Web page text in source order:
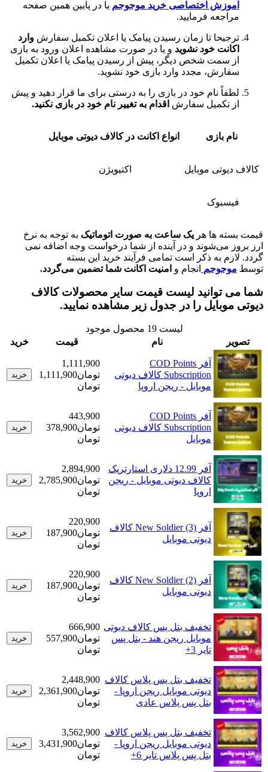
اختصاصی خرید موجوجم یا در پایین همین صفحه
فرمایید.
تا زمان رسیدن پیامک یا اعلان تکمیل سفارش وارد
خود نشویدو یا در صورت مشاهده اعلان ورود به بازی
سمت شخص دیگر، پیش از رسیدن پیامک یا اعلان تکمیل
مجدد وارد بازی خود نشوید.
نام خود در بازی را به درستی برای ما قرار دهید و پیش
تکمیل سفارش اقدام به تغییر نام خود در بازی نکنید.
انواع اکانت در کالاف دیوتی موبایل
موبایل
ها هریک ساعت به صورت اتوماتیکبه توجه به نرخ
می‌شوند و در آینده از شما درخواست وجه اضافه نمی
به ذکر است تمامی فرآیند خرید این بسته
انجام وامنیت اکانت شما تضمین می‌گردد.
توانید لیست قیمت سایر محصولات کالاف
را در جدول زیر مشاهده نمایید.
محصول موجود
خرید
آفر COD Points
Subscription کالاف دیوتی
موبایل - ریجن اروپا
1,111,900
تومان
1,111,900
خرید
آفر COD Points
Subscription کالاف دیوتی
موبایل
تومان
378,900
خرید
آفر 12.99 دلاری استارترپک
کالاف دیوتی موبایل - ریجن
اروپا
2,894,900
تومان2,785,900
خرید
آفر New Soldier (3) کالاف
دیوتی موبایل
220,900
تومان187,900
خرید
آفر New Soldier (2) کالاف
دیوتی موبایل
220,900
تومان187,900
خرید
تخفیف بتل پس کالاف دیوتی
موبایل ریجن هند - بتل پس
تایر 3+
666,900
تومان 557,900
خرید
تخفیف بتل پس پلاس کالاف
دیوتی موبایل ریجن اروپا -
بتل پس پلاس عادی
2,448,900
تومان 2,361,900
خرید
تخفیف بتل پس پلاس کالاف
دیوتی موبایل ریجن اروپا -
بتل پس پلاس تایر 6+
3,562,900
تومان 3,431,900
تومان
خرید